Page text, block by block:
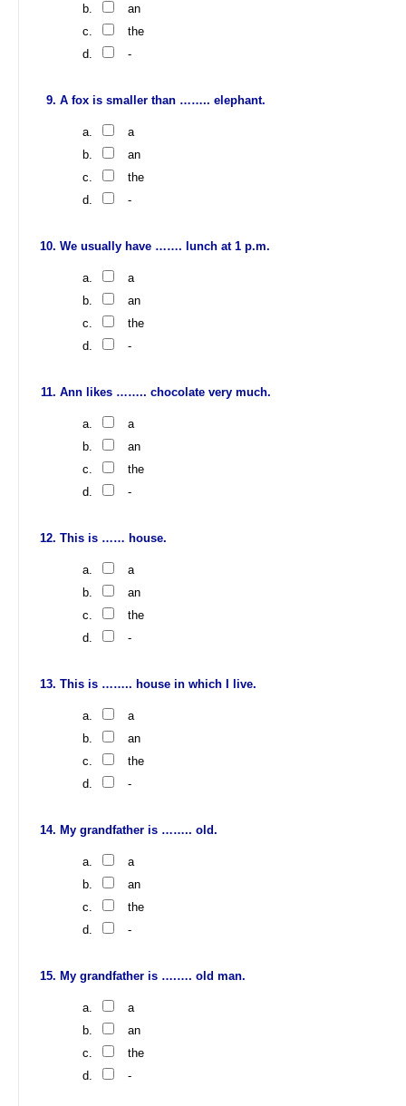
an
the
-
A fox is smaller than …….. elephant.
a
an
the
-
We usually have ……. lunch at 1 p.m.
a
an
the
-
Ann likes …….. chocolate very much.
a
an
the
-
This is …… house.
a
an
the
-
This is …….. house in which I live.
a
an
the
-
My grandfather is …….. old.
a
an
the
-
My grandfather is ….…. old man.
a
an
the
-